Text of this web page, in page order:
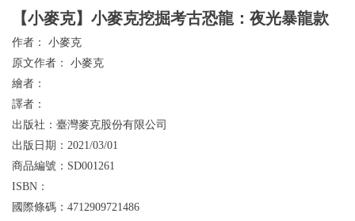
【小麥克】小麥克挖掘考古恐龍：夜光暴龍款
作者： 小麥克
原文作者： 小麥克
繪者：
譯者：
出版社： 臺灣麥克股份有限公司
出版日期： 2021/03/01
商品編號： SD001261
ISBN：
國際條碼： 4712909721486